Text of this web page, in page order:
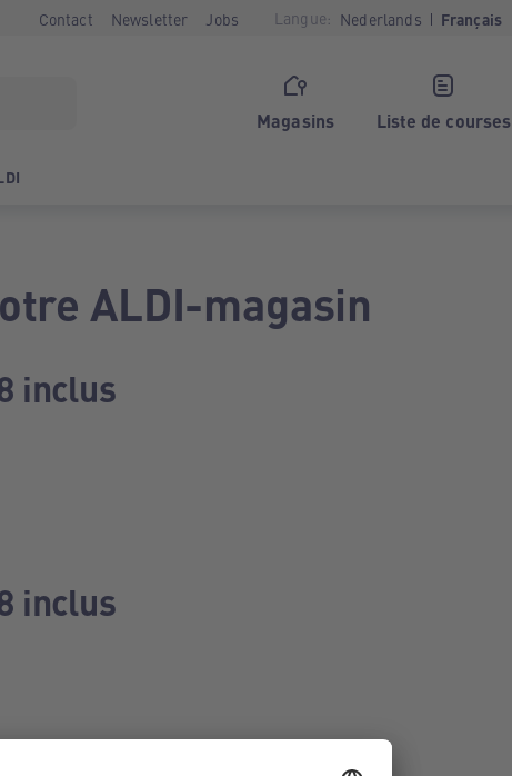
Contact Newsletter Jobs Langue: Nederlands Français
Magasins Liste de courses
ALDI-magasin
inclus
inclus